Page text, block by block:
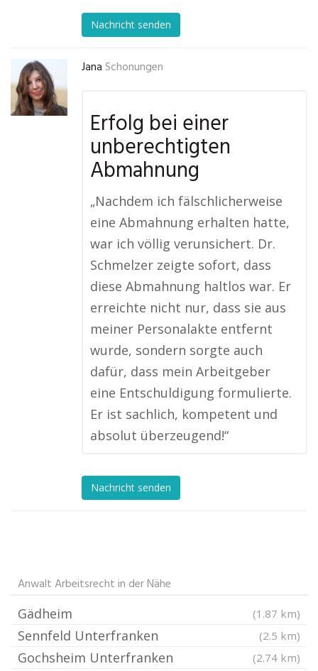
Nachricht senden
Jana Schonungen
Erfolg bei einer
unberechtigten
Abmahnung
„Nachdem ich fälschlicherweise
eine Abmahnung erhalten hatte,
war ich völlig verunsichert. Dr.
Schmelzer zeigte sofort, dass
diese Abmahnung haltlos war. Er
erreichte nicht nur, dass sie aus
meiner Personalakte entfernt
wurde, sondern sorgte auch
dafür, dass mein Arbeitgeber
eine Entschuldigung formulierte.
Er ist sachlich, kompetent und
absolut überzeugend!“
Nachricht senden
Anwalt Arbeitsrecht in der Nähe
Gädheim (1.87 km)
Sennfeld Unterfranken (2.5 km)
Gochsheim Unterfranken (2.74 km)